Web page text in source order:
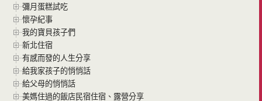
彌月蛋糕試吃
懷孕紀事
我的寶貝孩子們
新北住宿
有感而發的人生分享
給我家孩子的悄悄話
給父母的悄悄話
美媽住過的飯店民宿住宿、露營分享